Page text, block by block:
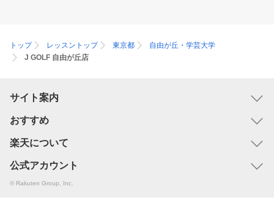
トップ レッスントップ 東京都
自由が丘・学芸大学
J GOLF 自由が丘店
サイト案内
おすすめ
楽天について
公式アカウント
© Rakuten Group, Inc.